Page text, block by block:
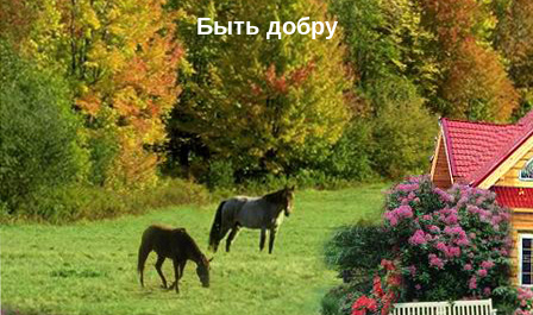
Быть добру